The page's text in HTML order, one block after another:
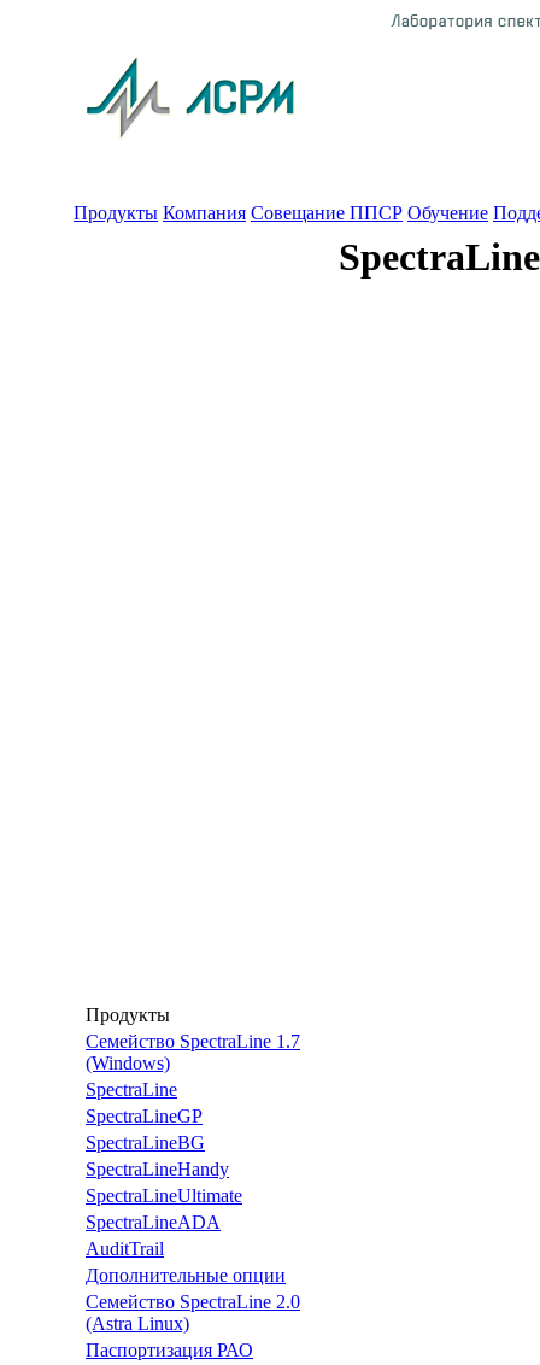
Продукты Компания Совещание ППСР Обучение
Продукты
Семейство SpectraLine 1.7
(Windows)
SpectraLine
SpectraLineGP
SpectraLineBG
SpectraLineHandy
SpectraLineUltimate
SpectraLineADA
AuditTrail
Дополнительные опции
Семейство SpectraLine 2.0
(Astra Linux)
Паспортизация РАО